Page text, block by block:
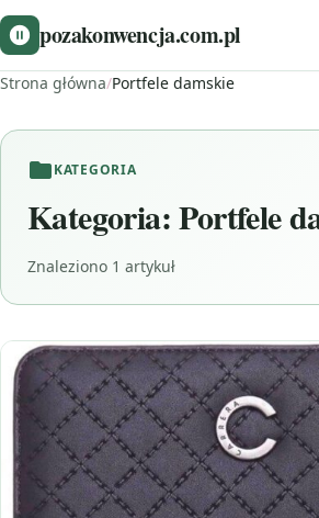
pozakonwencja.com.pl
Strona główna/Portfele damskie
KATEGORIA
Kategoria:Portfele
Znaleziono 1 artykuł